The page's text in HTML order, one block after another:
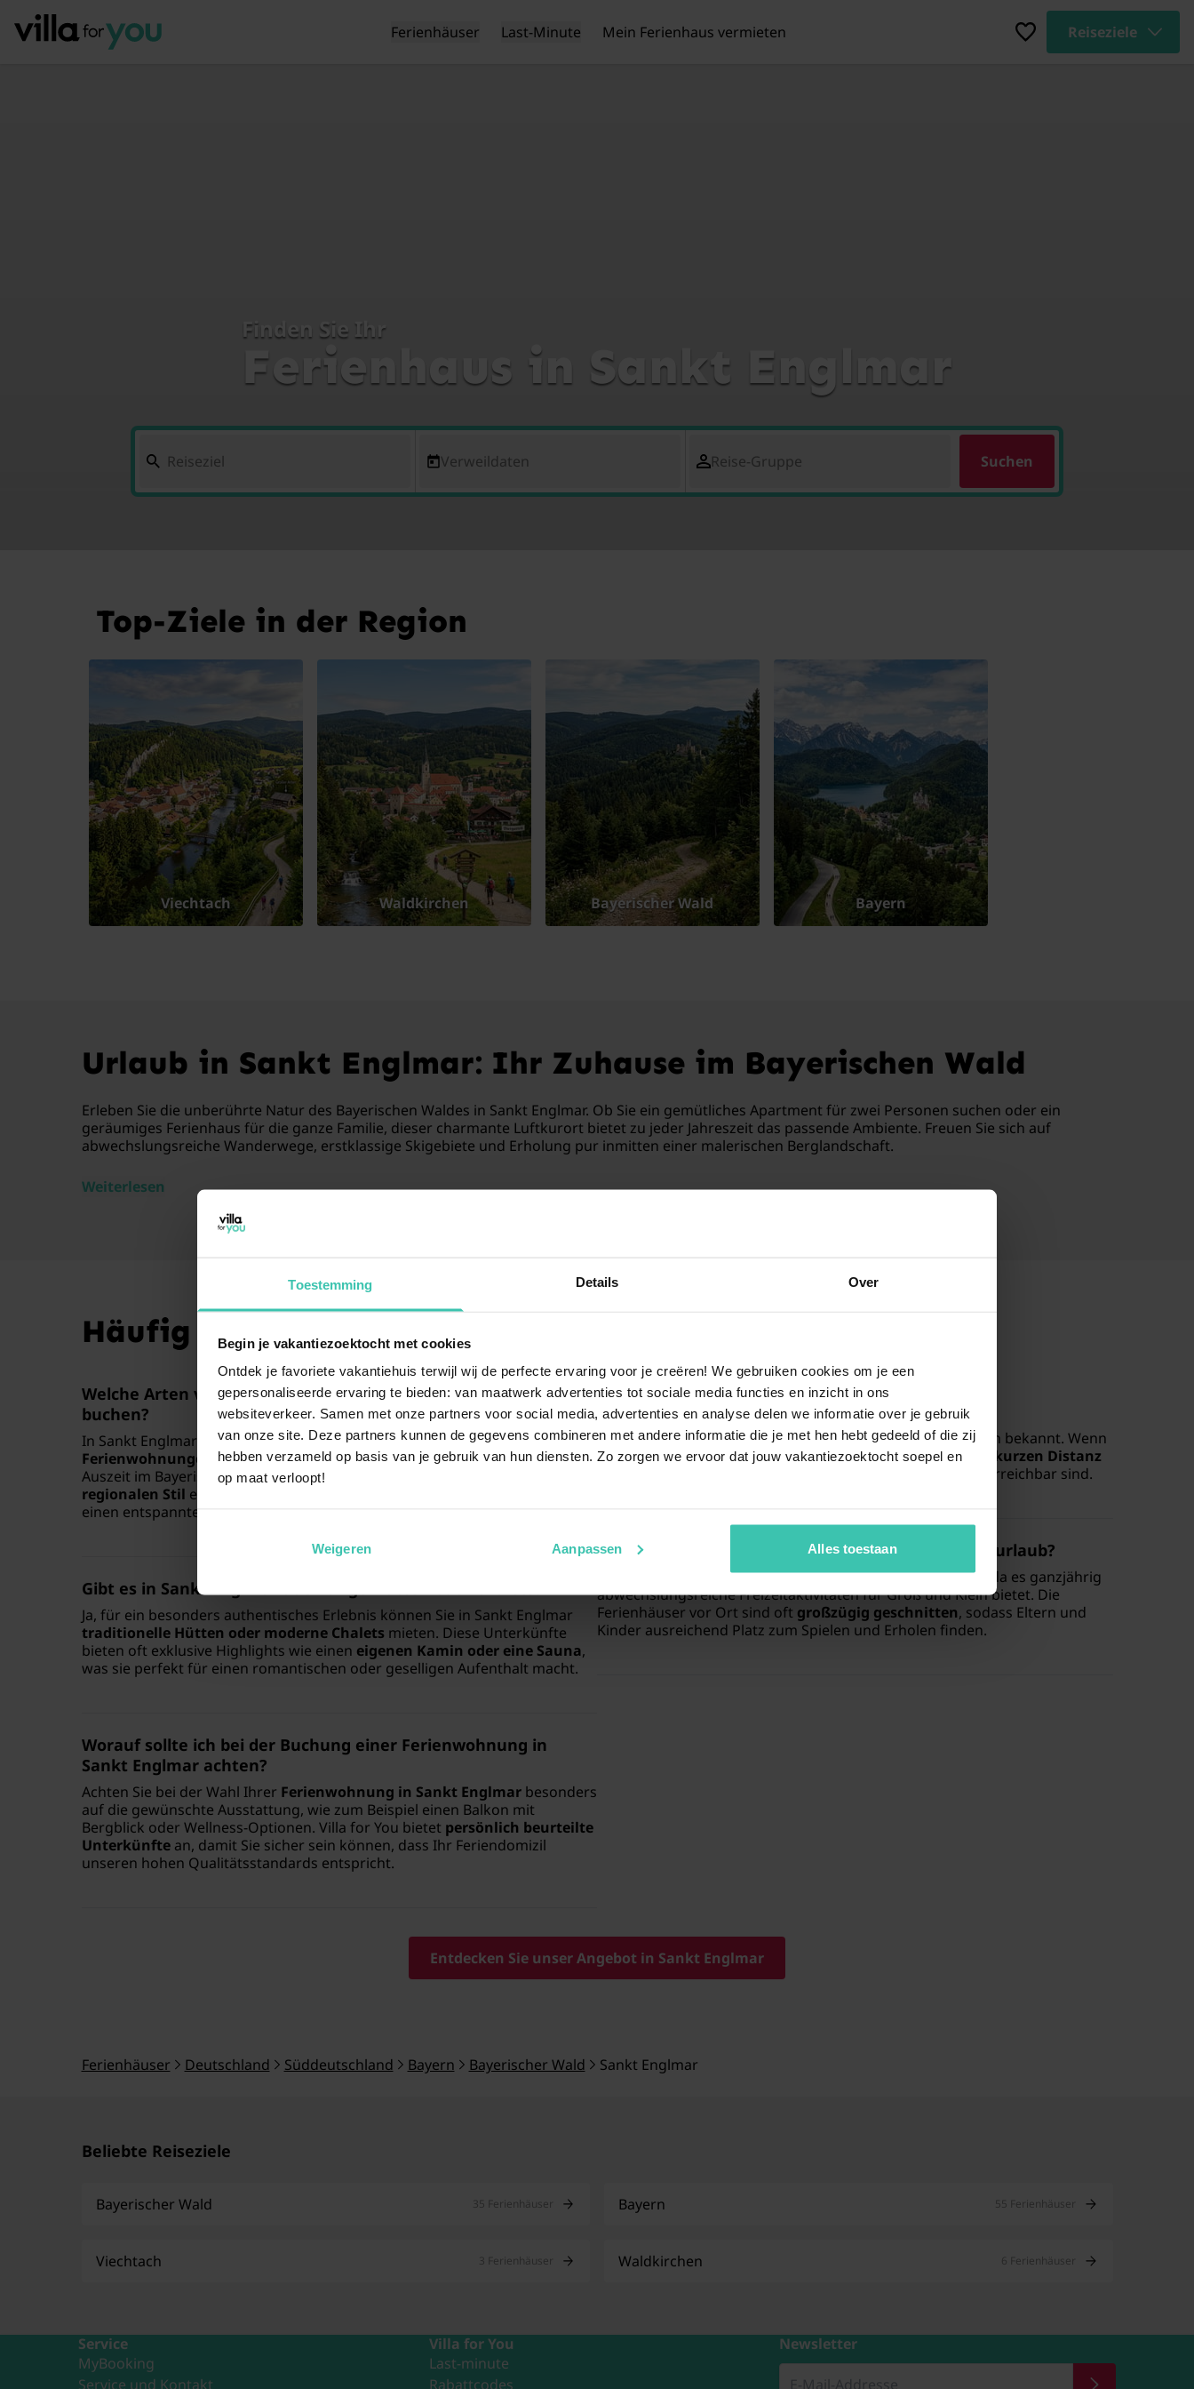
Toestemming Details Over
Begin je vakantiezoektocht met cookies
Ontdek je favoriete vakantiehuis terwijl wij de perfecte ervaring voor je creëren! We gebruiken cookies om je een
gepersonaliseerde ervaring te bieden: van maatwerk advertenties tot sociale media functies en inzicht in ons
websiteverkeer. Samen met onze partners voor social media, advertenties en analyse delen we informatie over je gebruik
van onze site. Deze partners kunnen de gegevens combineren met andere informatie die je met hen hebt gedeeld of die zij
hebben verzameld op basis van je gebruik van hun diensten. Zo zorgen we ervoor dat jouw vakantiezoektocht soepel en
op maat verloopt!
Weigeren Aanpassen Alles toestaan
Ferienhäuser Last-Minute Mein Ferienhaus vermieten Reiseziele
Finden Sie Ihr
Ferienhaus in Sankt Englmar
Verweildaten Reise-Gruppe Suchen
Top-Ziele in der Region
Viechtach Waldkirchen Bayerischer Wald Bayern
Urlaub in Sankt Englmar: Ihr Zuhause im Bayerischen Wald
Erleben Sie die unberührte Natur des Bayerischen Waldes in Sankt Englmar. Ob Sie ein gemütliches Apartment für zwei Personen suchen oder ein
geräumiges Ferienhaus für die ganze Familie, dieser charmante Luftkurort bietet zu jeder Jahreszeit das passende Ambiente. Freuen Sie sich auf
abwechslungsreiche Wanderwege, erstklassige Skigebiete und Erholung pur inmitten einer malerischen Berglandschaft.
Weiterlesen
Häufig gestellte Fragen
Welche Arten von Unterkünften kann ich in Sankt Englmar
buchen?
In Sankt Englmar finden Sie eine breite Auswahl angemütlichen
Ferienwohnungen und geräumigen Ferienhäusern, die ideal für Ihre
Auszeit im Bayerischen Wald sind. Viele dieser Unterkünfte sind im
regionalen Stil eingerichtet und bieten Ihnen die nötige Privatsphäre für
einen entspannten Urlaub.
Gibt es in Sankt Englmar auch urige Hütten oder Chalets?
Ja, für ein besonders authentisches Erlebnis können Sie in Sankt Englmar
traditionelle Hütten oder moderne Chalets mieten. Diese Unterkünfte
bieten oft exklusive Highlights wie einen eigenen Kamin oder eine Sauna,
was sie perfekt für einen romantischen oder geselligen Aufenthalt macht.
Worauf sollte ich bei der Buchung einer Ferienwohnung in
Sankt Englmar achten?
Achten Sie bei der Wahl Ihrer Ferienwohnung in Sankt Englmarbesonders
auf die gewünschte Ausstattung, wie zum Beispiel einen Balkon mit
Bergblick oder Wellness-Optionen. Villa for You bietet persönlich beurteilte
Unterkünftean, damit Sie sicher sein können, dass Ihr Feriendomizil
unseren hohen Qualitätsstandards entspricht.
Was bietet Sankt Englmar für einen Skiurlaub?
DasSkigebiet in Sankt Englmarist besonders für seine
familienfreundlichen Pisten und gut präparierten Abfahrten bekannt. Wenn
Sie Ihren Skiurlaub hier verbringen, profitieren Sie von der
kurzen Distanz
, die oft direkt von Ihrer Unterkunft aus gut erreichbar sind.
Warum ist Sankt Englmar ideal für einen Familienurlaub?
Sankt Englmar gilt alsausgezeichnetes Ziel für Familien
, da es ganzjährig
abwechslungsreiche Freizeitaktivitäten für Groß und Klein bietet. Die
Ferienhäuser vor Ort sind oft großzügig geschnitten, sodass Eltern und
Kinder ausreichend Platz zum Spielen und Erholen finden.
Entdecken Sie unser Angebot in Sankt Englmar
Ferienhäuser Deutschland Süddeutschland Bayern Bayerischer Wald Sankt Englmar
Beliebte Reiseziele
Bayerischer Wald 35 Ferienhäuser Bayern 55 Ferienhäuser
Viechtach 3 Ferienhäuser Waldkirchen 6 Ferienhäuser
Service
MyBooking
Service und Kontakt
Villa for You
Last-minute
Rabattcodes
Newsletter